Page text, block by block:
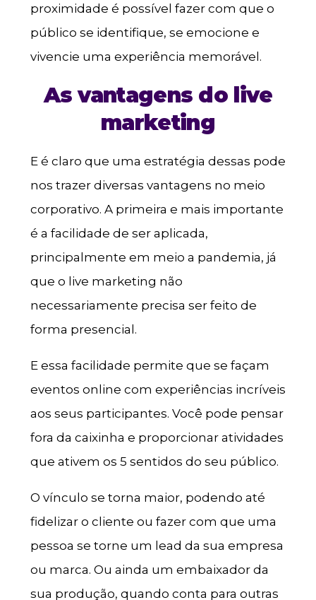
proximidade é possível fazer com que o
público se identifique, se emocione e
vivencie uma experiência memorável.
As vantagens do live
marketing
E é claro que uma estratégia dessas pode
nos trazer diversas vantagens no meio
corporativo. A primeira e mais importante
é a facilidade de ser aplicada,
principalmente em meio a pandemia, já
que o live marketing não
necessariamente precisa ser feito de
forma presencial.
E essa facilidade permite que se façam
eventos online com experiências incríveis
aos seus participantes. Você pode pensar
fora da caixinha e proporcionar atividades
que ativem os 5 sentidos do seu público.
O vínculo se torna maior, podendo até
fidelizar o cliente ou fazer com que uma
pessoa se torne um lead da sua empresa
ou marca. Ou ainda um embaixador da
sua produção, quando conta para outras